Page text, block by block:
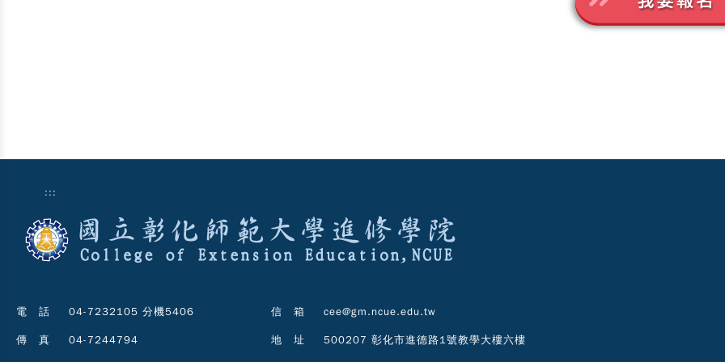
:::
電 話 04-7232105 分機5406 信 箱 cee@gm.ncue.edu.tw
傳 真 04-7244794 地 址 500207 彰化市進德路1號教學大樓六樓